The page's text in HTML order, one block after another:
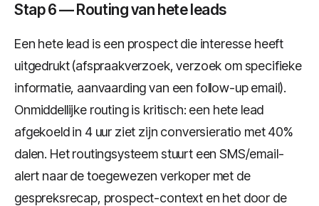
Stap 6 — Routing van hete leads
Een hete lead is een prospect die interesse heeft
uitgedrukt (afspraakverzoek, verzoek om specifieke
informatie, aanvaarding van een follow-up email).
Onmiddellijke routing is kritisch: een hete lead
afgekoeld in 4 uur ziet zijn conversieratio met 40%
dalen. Het routingsysteem stuurt een SMS/email-
alert naar de toegewezen verkoper met de
gespreksrecap, prospect-context en het door de